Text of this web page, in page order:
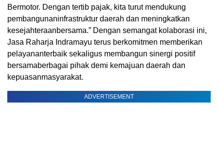
Bermotor. Dengan tertib pajak, kita turut mendukung
pembangunaninfrastruktur daerah dan meningkatkan
kesejahteraanbersama.” Dengan semangat kolaborasi ini,
Jasa Raharja Indramayu terus berkomitmen memberikan
pelayananterbaik sekaligus membangun sinergi positif
bersamaberbagai pihak demi kemajuan daerah dan
kepuasanmasyarakat.
ADVERTISEMENT